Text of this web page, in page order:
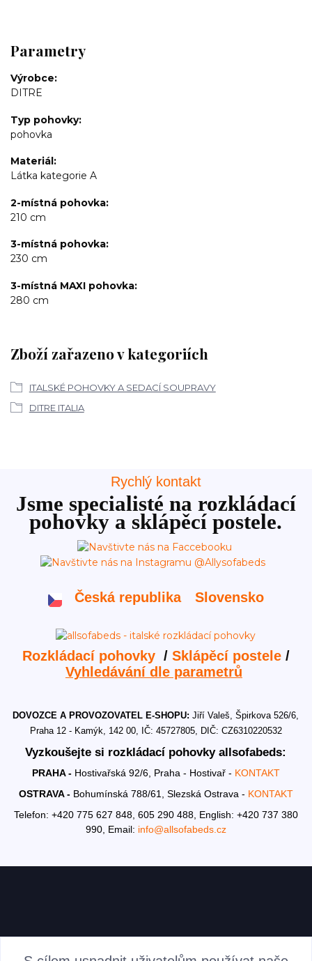
Parametry
Výrobce
DITRE
Typ pohovky
pohovka
Materiál
Látka kategorie A
2-místná pohovka
210 cm
3-místná pohovka
230 cm
3-místná MAXI pohovka
280 cm
Zboží zařazeno v kategoriích
ITALSKÉ POHOVKY A SEDACÍ SOUPRAVY
DITRE ITALIA
Rychlý kontakt
Jsme specialisté na rozkládací
pohovky a sklápěcí postele.
Česká republika Slovensko
Rozkládací pohovky / Sklápěcí postele/
Vyhledávání dle parametrů
DOVOZCE A PROVOZOVATEL E-SHOPU:Jiří Valeš, Špirkova 526/6,
Praha 12 - Kamýk, 142 00, IČ: 45727805, DIČ: CZ6310220532
Vyzkoušejte si rozkládací pohovky allsofabeds:
PRAHA - Hostivařská 92/6, Praha - Hostivař - KONTAKT
OSTRAVA - Bohumínská 788/61, Slezská Ostrava - KONTAKT
Telefon: +420 775 627 848, 605 290 488, English: +420 737 380
990, Email: info@allsofabeds.cz
AKTUALITY